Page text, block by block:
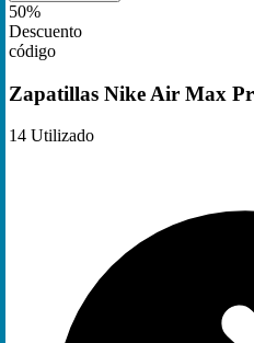
50%
Descuento
código
Zapatillas Nike Air Max
14 Utilizado